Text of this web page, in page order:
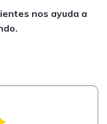
nos ayuda a